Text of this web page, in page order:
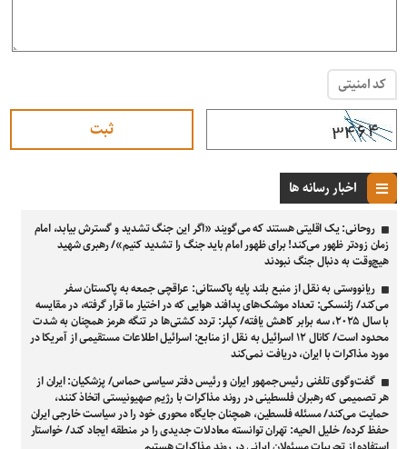
کد امنیتی
اخبار رسانه ها
روحانی: یک اقلیتی هستند که می‌گویند «اگر این جنگ تشدید و گسترش بیابد، امام
زمان زودتر ظهور می‌کند! برای ظهور امام باید جنگ را تشدید کنیم»/ رهبری شهید
هیچ‌وقت به دنبال جنگ نبودند
ریانووستی به نقل از منبع بلند پایه پاکستانی: عراقچی جمعه به پاکستان سفر
می‌کند/ زلنسکی: تعداد موشک‌های پدافند هوایی که در اختیار ما قرار گرفته، در مقایسه
با سال ۲۰۲۵، سه برابر کاهش یافته/ کپلر: تردد کشتی‌ها در تنگه هرمز همچنان به‌ شدت
محدود است/ کانال ۱۲ اسرائیل به نقل از منابع: اسرائیل اطلاعات مستقیمی از آمریکا در
مورد مذاکرات با ایران، دریافت نمی‌کند
گفت‌وگوی تلفنی رئیس‌جمهور ایران و رئیس دفتر سیاسی حماس/ پزشکیان: ایران از
هر تصمیمی که رهبران فلسطینی در روند مذاکرات با رژیم صهیونیستی اتخاذ کنند،
حمایت می‌کند/ مسئله فلسطین، همچنان جایگاه محوری خود را در سیاست خارجی ایران
حفظ کرده/ خلیل الحیه: تهران توانسته معادلات جدیدی را در منطقه ایجاد کند/ خواستار